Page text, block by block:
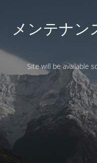
メンテナン
Site will be available